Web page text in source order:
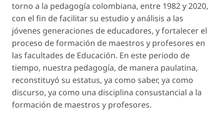
torno a la pedagogía colombiana, entre 1982 y 2020,
con el fin de facilitar su estudio y análisis a las
jóvenes generaciones de educadores, y fortalecer el
proceso de formación de maestros y profesores en
las facultades de Educación. En este periodo de
tiempo, nuestra pedagogía, de manera paulatina,
reconstituyó su estatus, ya como saber, ya como
discurso, ya como una disciplina consustancial a la
formación de maestros y profesores.